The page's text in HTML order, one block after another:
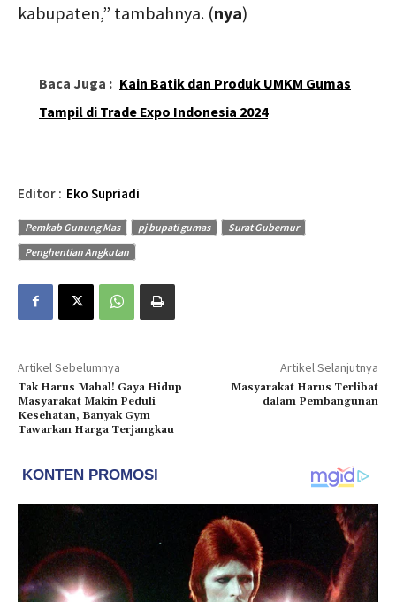
kabupaten,” tambahnya. (nya)
Baca Juga : Kain Batik dan Produk UMKM Gumas
Tampil di Trade Expo Indonesia 2024
Editor : Eko Supriadi
Pemkab Gunung Mas pj bupati gumas
Surat Gubernur
Penghentian Angkutan
Artikel Sebelumnya
Tak Harus Mahal! Gaya Hidup
Masyarakat Makin Peduli
Kesehatan, Banyak Gym
Tawarkan Harga Terjangkau
Artikel Selanjutnya
Masyarakat Harus Terlibat
dalam Pembangunan